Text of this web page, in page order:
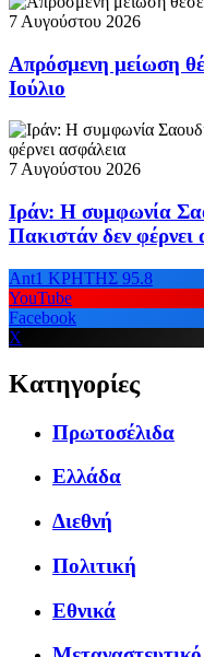
7 Αυγούστου 2026
Απρόσμενη μείωση
Ιούλιο
7 Αυγούστου 2026
Ιράν: Η συμφωνία
Πακιστάν δεν φέρνει
Ant1 ΚΡΗΤΗΣ 95.8
YouTube
Facebook
X
Κατηγορίες
Πρωτοσέλιδα
Ελλάδα
Διεθνή
Πολιτική
Εθνικά